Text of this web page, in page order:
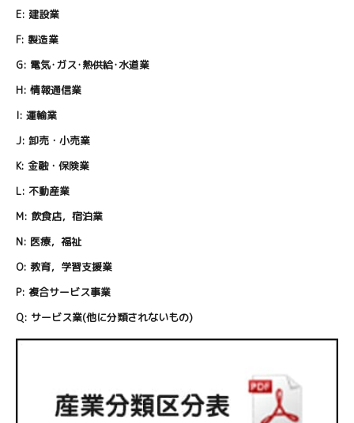
E: 建設業
F: 製造業
G: 電気･ガス･熱供給･水道業
H: 情報通信業
I: 運輸業
J: 卸売・小売業
K: 金融・保険業
L: 不動産業
M: 飲食店，宿泊業
N: 医療，福祉
O: 教育，学習支援業
P: 複合サービス事業
Q: サービス業(他に分類されないもの)